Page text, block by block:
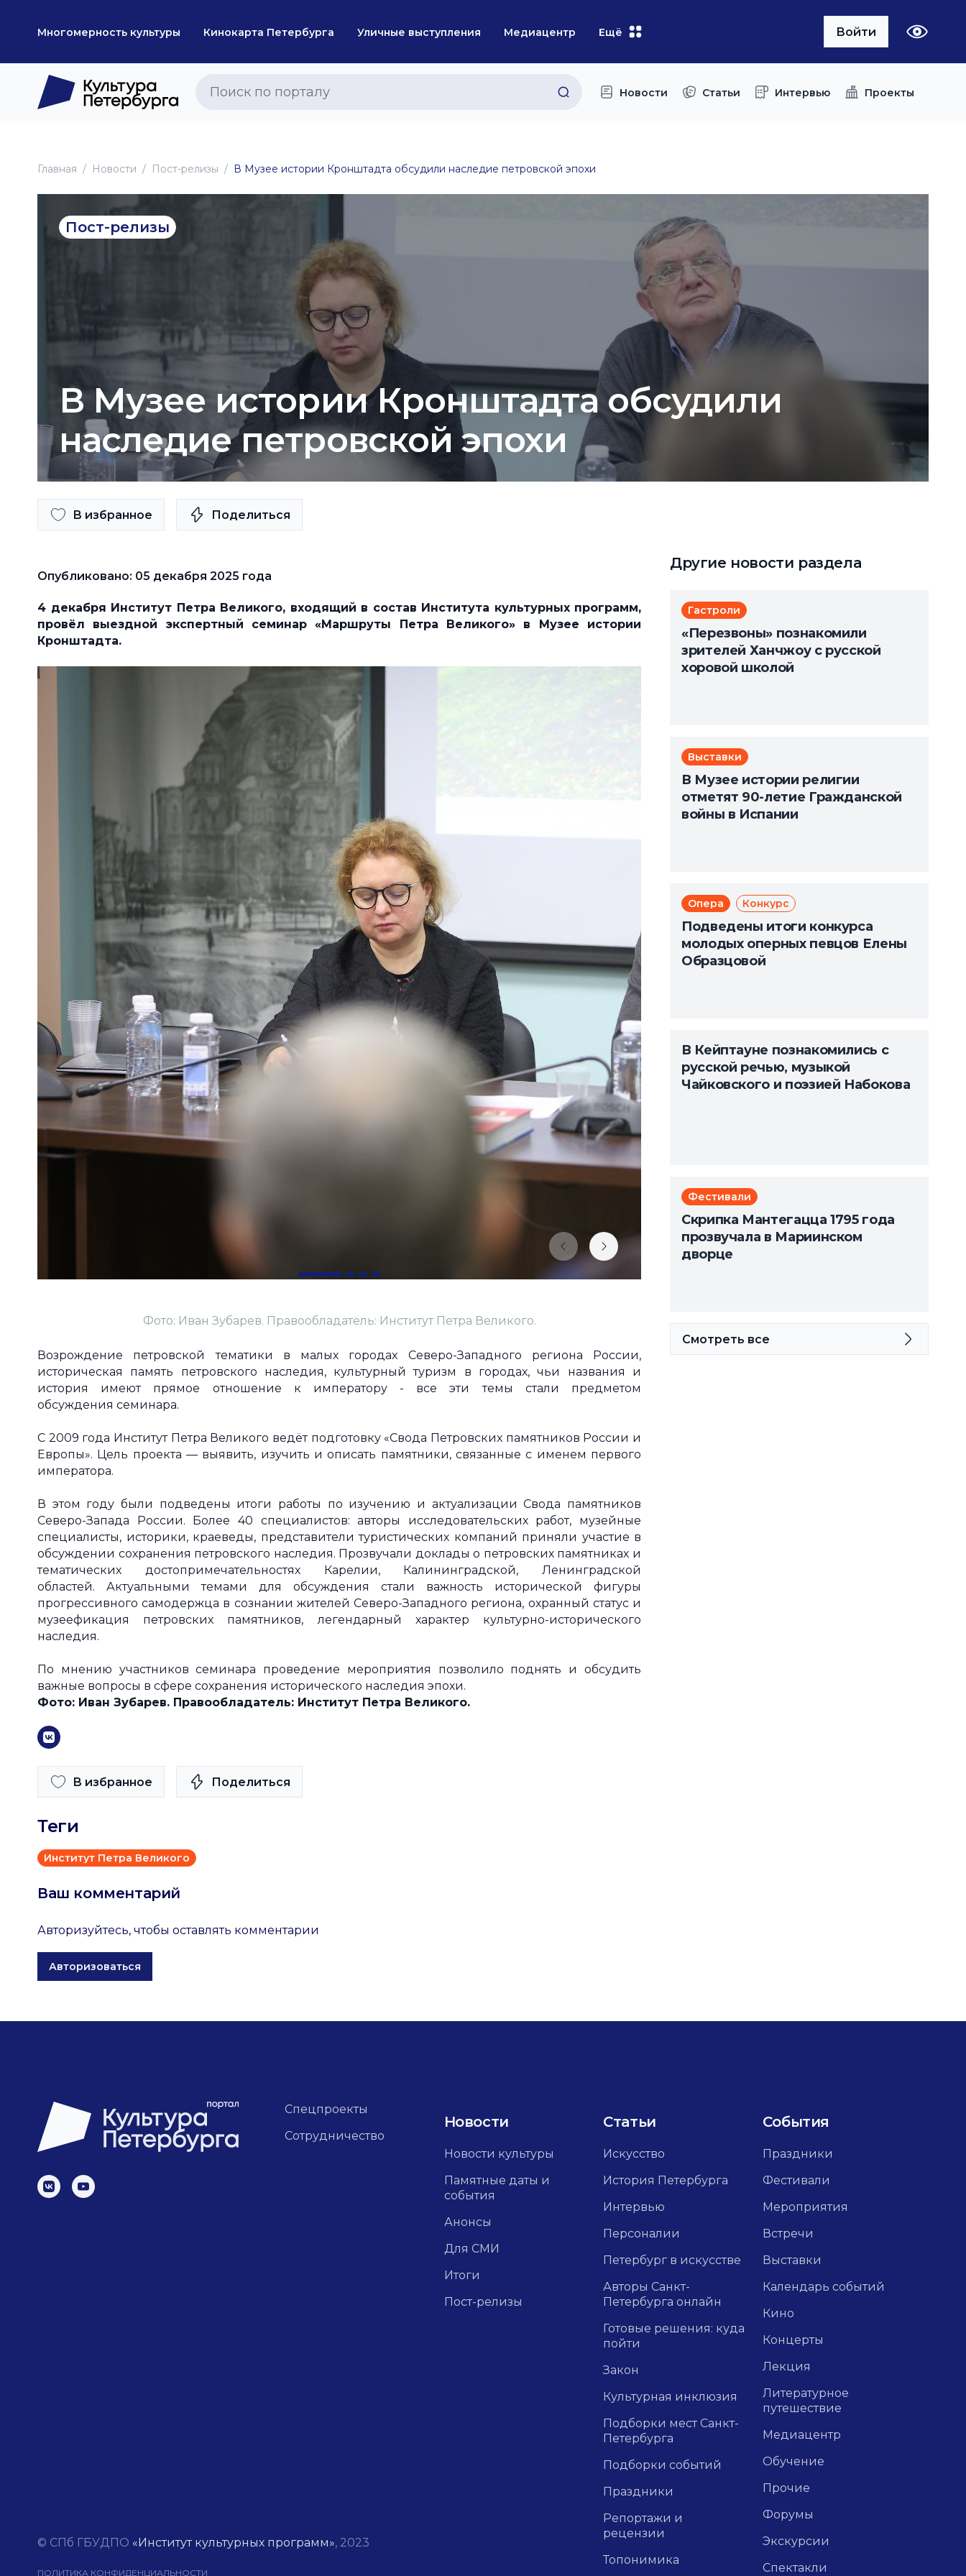
Многомерность культуры Кинокарта Петербурга Уличные выступления Медиацентр Ещё Войти
Новости Статьи Интервью Проекты
Главная Новоcти Пост-релизы В Музее истории Кронштадта обсудили наследие петровской эпохи
Пост-релизы
В Музее истории Кронштадта обсудили
наследие петровской эпохи
В избранное Поделиться
Опубликовано: 05 декабря 2025 года
4 декабря Институт Петра Великого, входящий в состав Института культурных программ,
провёл выездной экспертный семинар «Маршруты Петра Великого» в Музее истории
Кронштадта.
Фото: Иван Зубарев. Правообладатель: Институт Петра Великого.
Возрождение петровской тематики в малых городах Северо-Западного региона России,
историческая память петровского наследия, культурный туризм в городах, чьи названия и
история имеют прямое отношение к императору - все эти темы стали предметом
обсуждения семинара.
С 2009 года Институт Петра Великого ведёт подготовку «Свода Петровских памятников России и
Европы». Цель проекта — выявить, изучить и описать памятники, связанные с именем первого
императора.
В этом году были подведены итоги работы по изучению и актуализации Свода памятников
Северо-Запада России. Более 40 специалистов: авторы исследовательских работ, музейные
специалисты, историки, краеведы, представители туристических компаний приняли участие в
обсуждении сохранения петровского наследия. Прозвучали доклады о петровских памятниках и
тематических достопримечательностях Карелии, Калининградской, Ленинградской
областей. Актуальными темами для обсуждения стали важность исторической фигуры
прогрессивного самодержца в сознании жителей Северо-Западного региона, охранный статус и
музеефикация петровских памятников, легендарный характер культурно-исторического
наследия.
По мнению участников семинара проведение мероприятия позволило поднять и обсудить
важные вопросы в сфере сохранения исторического наследия эпохи.
Фото: Иван Зубарев. Правообладатель: Институт Петра Великого.
В избранное Поделиться
Теги
Институт Петра Великого
Ваш комментарий
Авторизуйтесь, чтобы оставлять комментарии
Авторизоваться
Другие новости раздела
Гастроли
«Перезвоны» познакомили
зрителей Ханчжоу с русской
хоровой школой
Выставки
В Музее истории религии
отметят 90-летие Гражданской
войны в Испании
Опера Конкурс
Подведены итоги конкурса
молодых оперных певцов Елены
Образцовой
В Кейптауне познакомились с
русской речью, музыкой
Чайковского и поэзией Набокова
Фестивали
Скрипка Мантегацца 1795 года
прозвучала в Мариинском
дворце
Смотреть все
Спецпроекты
Сотрудничество
Новости
Новости культуры
Памятные даты и
события
Анонсы
Для СМИ
Итоги
Пост-релизы
Статьи
Искусство
История Петербурга
Интервью
Персоналии
Петербург в искусстве
Авторы Санкт-
Петербурга онлайн
Готовые решения: куда
пойти
Закон
Культурная инклюзия
Подборки мест Санкт-
Петербурга
Подборки событий
Праздники
Репортажи и
рецензии
Топонимика
События
Праздники
Фестивали
Мероприятия
Встречи
Выставки
Календарь событий
Кино
Концерты
Лекция
Литературное
путешествие
Медиацентр
Обучение
Прочие
Форумы
Экскурсии
Спектакли
© СПб ГБУДПО «Институт культурных программ», 2023
ПОЛИТИКА КОНФИДЕНЦИАЛЬНОСТИ